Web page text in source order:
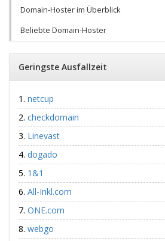
Domain-Hoster im Überblick
Beliebte Domain-Hoster
Geringste Ausfallzeit
netcup
checkdomain
Linevast
dogado
1&1
All-Inkl.com
ONE.com
webgo